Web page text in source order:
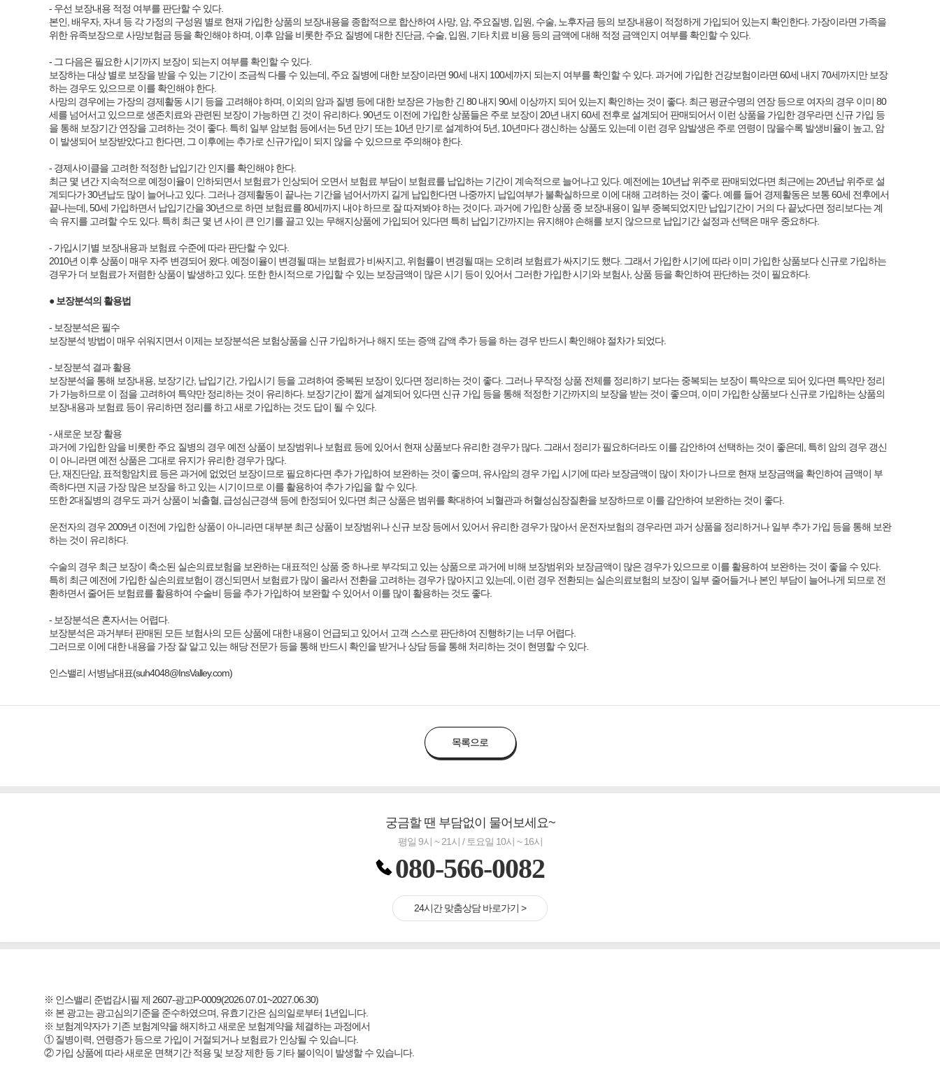
- 우선 보장내용 적정 여부를 판단할 수 있다.
본인, 배우자, 자녀 등 각 가정의 구성원 별로 현재 가입한 상품의 보장내용을 종합적으로 합산하여 사망, 암, 주요질병, 입원, 수술, 노후자금 등의 보장내용이 적정하게 가입되어 있는지 확인한다. 가장이라면 가족을
위한 유족보장으로 사망보험금 등을 확인해야 하며, 이후 암을 비롯한 주요 질병에 대한 진단금, 수술, 입원, 기타 치료 비용 등의 금액에 대해 적정 금액인지 여부를 확인할 수 있다.
- 그 다음은 필요한 시기까지 보장이 되는지 여부를 확인할 수 있다.
보장하는 대상 별로 보장을 받을 수 있는 기간이 조금씩 다를 수 있는데, 주요 질병에 대한 보장이라면 90세 내지 100세까지 되는지 여부를 확인할 수 있다. 과거에 가입한 건강보험이라면 60세 내지 70세까지만 보장
하는 경우도 있으므로 이를 확인해야 한다.
사망의 경우에는 가장의 경제활동 시기 등을 고려해야 하며, 이외의 암과 질병 등에 대한 보장은 가능한 긴 80 내지 90세 이상까지 되어 있는지 확인하는 것이 좋다. 최근 평균수명의 연장 등으로 여자의 경우 이미 80
세를 넘어서고 있으므로 생존치료와 관련된 보장이 가능하면 긴 것이 유리하다. 90년도 이전에 가입한 상품들은 주로 보장이 20년 내지 60세 전후로 설계되어 판매되어서 이런 상품을 가입한 경우라면 신규 가입 등
을 통해 보장기간 연장을 고려하는 것이 좋다. 특히 일부 암보험 등에서는 5년 만기 또는 10년 만기로 설계하여 5년, 10년마다 갱신하는 상품도 있는데 이런 경우 암발생은 주로 연령이 많을수록 발생비율이 높고, 암
이 발생되어 보장받았다고 한다면, 그 이후에는 추가로 신규가입이 되지 않을 수 있으므로 주의해야 한다.
- 경제사이클을 고려한 적정한 납입기간 인지를 확인해야 한다.
최근 몇 년간 지속적으로 예정이율이 인하되면서 보험료가 인상되어 오면서 보험료 부담이 보험료를 납입하는 기간이 계속적으로 늘어나고 있다. 예전에는 10년납 위주로 판매되었다면 최근에는 20년납 위주로 설
계되다가 30년납도 많이 늘어나고 있다. 그러나 경제활동이 끝나는 기간을 넘어서까지 길게 납입한다면 나중까지 납입여부가 불확실하므로 이에 대해 고려하는 것이 좋다. 예를 들어 경제활동은 보통 60세 전후에서
끝나는데, 50세 가입하면서 납입기간을 30년으로 하면 보험료를 80세까지 내야 하므로 잘 따져봐야 하는 것이다. 과거에 가입한 상품 중 보장내용이 일부 중복되었지만 납입기간이 거의 다 끝났다면 정리보다는 계
속 유지를 고려할 수도 있다. 특히 최근 몇 년 사이 큰 인기를 끌고 있는 무해지상품에 가입되어 있다면 특히 납입기간까지는 유지해야 손해를 보지 않으므로 납입기간 설정과 선택은 매우 중요하다.
- 가입시기별 보장내용과 보험료 수준에 따라 판단할 수 있다.
2010년 이후 상품이 매우 자주 변경되어 왔다. 예정이율이 변경될 때는 보험료가 비싸지고, 위험률이 변경될 때는 오히려 보험료가 싸지기도 했다. 그래서 가입한 시기에 따라 이미 가입한 상품보다 신규로 가입하는
경우가 더 보험료가 저렴한 상품이 발생하고 있다. 또한 한시적으로 가입할 수 있는 보장금액이 많은 시기 등이 있어서 그러한 가입한 시기와 보험사, 상품 등을 확인하여 판단하는 것이 필요하다.
● 보장분석의 활용법
- 보장분석은 필수
보장분석 방법이 매우 쉬워지면서 이제는 보장분석은 보험상품을 신규 가입하거나 해지 또는 증액 감액 추가 등을 하는 경우 반드시 확인해야 절차가 되었다.
- 보장분석 결과 활용
보장분석을 통해 보장내용, 보장기간, 납입기간, 가입시기 등을 고려하여 중복된 보장이 있다면 정리하는 것이 좋다. 그러나 무작정 상품 전체를 정리하기 보다는 중복되는 보장이 특약으로 되어 있다면 특약만 정리
가 가능하므로 이 점을 고려하여 특약만 정리하는 것이 유리하다. 보장기간이 짧게 설계되어 있다면 신규 가입 등을 통해 적정한 기간까지의 보장을 받는 것이 좋으며, 이미 가입한 상품보다 신규로 가입하는 상품의
보장내용과 보험료 등이 유리하면 정리를 하고 새로 가입하는 것도 답이 될 수 있다.
- 새로운 보장 활용
과거에 가입한 암을 비롯한 주요 질병의 경우 예전 상품이 보장범위나 보험료 등에 있어서 현재 상품보다 유리한 경우가 많다. 그래서 정리가 필요하더라도 이를 감안하여 선택하는 것이 좋은데, 특히 암의 경우 갱신
이 아니라면 예전 상품은 그대로 유지가 유리한 경우가 많다.
단, 재진단암, 표적항암치료 등은 과거에 없었던 보장이므로 필요하다면 추가 가입하여 보완하는 것이 좋으며, 유사암의 경우 가입 시기에 따라 보장금액이 많이 차이가 나므로 현재 보장금액을 확인하여 금액이 부
족하다면 지금 가장 많은 보장을 하고 있는 시기이므로 이를 활용하여 추가 가입을 할 수 있다.
또한 2대질병의 경우도 과거 상품이 뇌출혈, 급성심근경색 등에 한정되어 있다면 최근 상품은 범위를 확대하여 뇌혈관과 허혈성심장질환을 보장하므로 이를 감안하여 보완하는 것이 좋다.
운전자의 경우 2009년 이전에 가입한 상품이 아니라면 대부분 최근 상품이 보장범위나 신규 보장 등에서 있어서 유리한 경우가 많아서 운전자보험의 경우라면 과거 상품을 정리하거나 일부 추가 가입 등을 통해 보완
하는 것이 유리하다.
수술의 경우 최근 보장이 축소된 실손의료보험을 보완하는 대표적인 상품 중 하나로 부각되고 있는 상품으로 과거에 비해 보장범위와 보장금액이 많은 경우가 있으므로 이를 활용하여 보완하는 것이 좋을 수 있다.
특히 최근 예전에 가입한 실손의료보험이 갱신되면서 보험료가 많이 올라서 전환을 고려하는 경우가 많아지고 있는데, 이런 경우 전환되는 실손의료보험의 보장이 일부 줄어들거나 본인 부담이 늘어나게 되므로 전
환하면서 줄어든 보험료를 활용하여 수술비 등을 추가 가입하여 보완할 수 있어서 이를 많이 활용하는 것도 좋다.
- 보장분석은 혼자서는 어렵다.
보장분석은 과거부터 판매된 모든 보험사의 모든 상품에 대한 내용이 언급되고 있어서 고객 스스로 판단하여 진행하기는 너무 어렵다.
그러므로 이에 대한 내용을 가장 잘 알고 있는 해당 전문가 등을 통해 반드시 확인을 받거나 상담 등을 통해 처리하는 것이 현명할 수 있다.
인스밸리 서병남대표(suh4048@InsValley.com)
목록으로
궁금할 땐 부담없이 물어보세요~
평일 9시 ~ 21시 / 토요일 10시 ~ 16시
080-566-0082
24시간 맞춤상담 바로가기 >
※ 인스밸리 준법감시필 제 2607-광고P-0009(2026.07.01~2027.06.30)
※ 본 광고는 광고심의기준을 준수하였으며, 유효기간은 심의일로부터 1년입니다.
※ 보험계약자가 기존 보험계약을 해지하고 새로운 보험계약을 체결하는 과정에서
① 질병이력, 연령증가 등으로 가입이 거절되거나 보험료가 인상될 수 있습니다.
② 가입 상품에 따라 새로운 면책기간 적용 및 보장 제한 등 기타 불이익이 발생할 수 있습니다.